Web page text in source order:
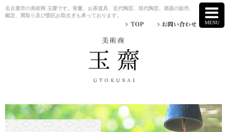
名古屋市の美術商 玉齋です。骨董、お茶道具、近代陶芸、現代陶芸、酒器の販売、
鑑定、買取り及び委託お取次ぎも承っております。